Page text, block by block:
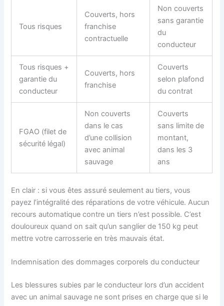
Tous risques
Couverts, hors
franchise
contractuelle
Non couverts
sans garantie
du
conducteur
Tous risques +
garantie du
conducteur
Couverts, hors
franchise
Couverts
selon plafond
du contrat
FGAO (filet de
sécurité légal)
Non couverts
dans le cas
d’une collision
avec animal
sauvage
Couverts
sans limite de
montant,
dans les 3
ans
En clair : si vous êtes assuré seulement au tiers, vous
payez l’intégralité des réparations de votre véhicule. Aucun
recours automatique contre un tiers n’est possible. C’est
douloureux quand on sait qu’un sanglier de 150 kg peut
mettre votre carrosserie en très mauvais état.
Indemnisation des dommages corporels du conducteur
Les blessures subies par le conducteur lors d’un accident
avec un animal sauvage ne sont prises en charge que si le